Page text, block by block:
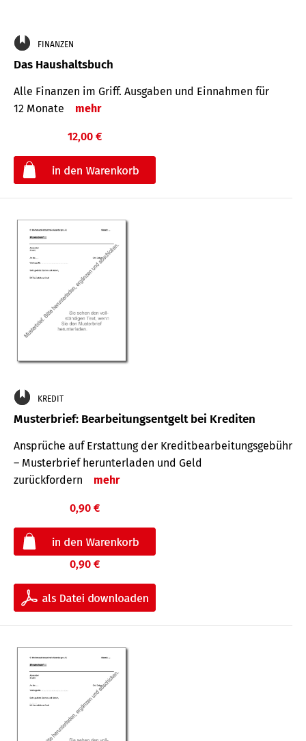
FINANZEN
Das Haushaltsbuch
Alle Finanzen im Griff. Aus­gaben und Ein­nahmen für
12 Monate
mehr
12,00 €
KREDIT
Musterbrief: Bearbeitungsentgelt bei Krediten
Ansprüche auf Erstattung der Kreditbearbeitungsgebühr
– Musterbrief herunterladen und Geld
zurückfordern
mehr
0,90 €
0,90 €